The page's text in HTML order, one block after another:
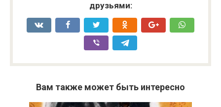
друзьями:
Вам также может быть интересно